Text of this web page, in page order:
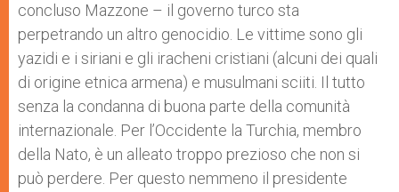
concluso Mazzone – il governo turco sta
perpetrando un altro genocidio. Le vittime sono gli
yazidi e i siriani e gli iracheni cristiani (alcuni dei quali
di origine etnica armena) e musulmani sciiti. Il tutto
senza la condanna di buona parte della comunità
internazionale. Per l’Occidente la Turchia, membro
della Nato, è un alleato troppo prezioso che non si
può perdere. Per questo nemmeno il presidente